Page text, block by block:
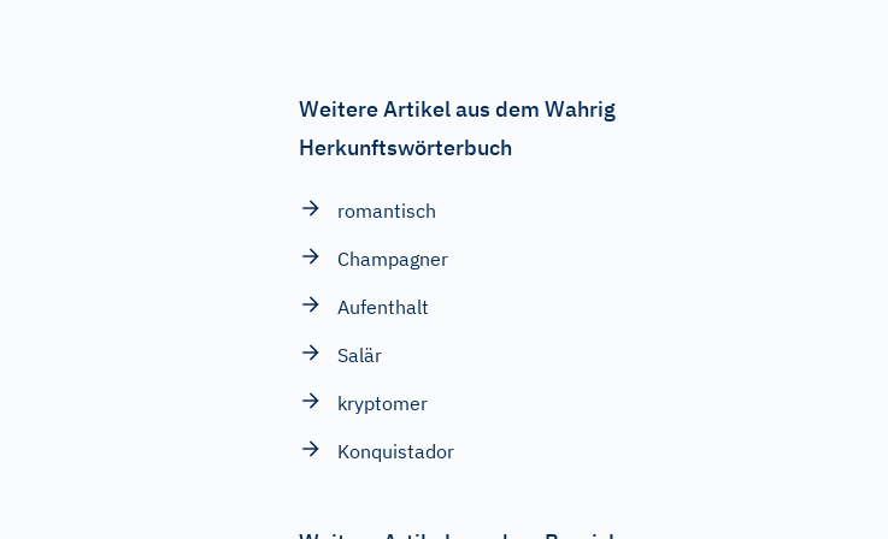
Weitere Artikel aus dem Wahrig
Herkunftswörterbuch
romantisch
Champagner
Aufenthalt
Salär
kryptomer
Konquistador